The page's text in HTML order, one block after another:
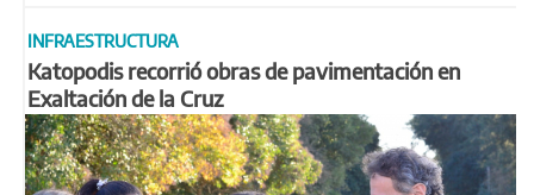
INFRAESTRUCTURA
Katopodis recorrió obras de pavimentación en
Exaltación de la Cruz